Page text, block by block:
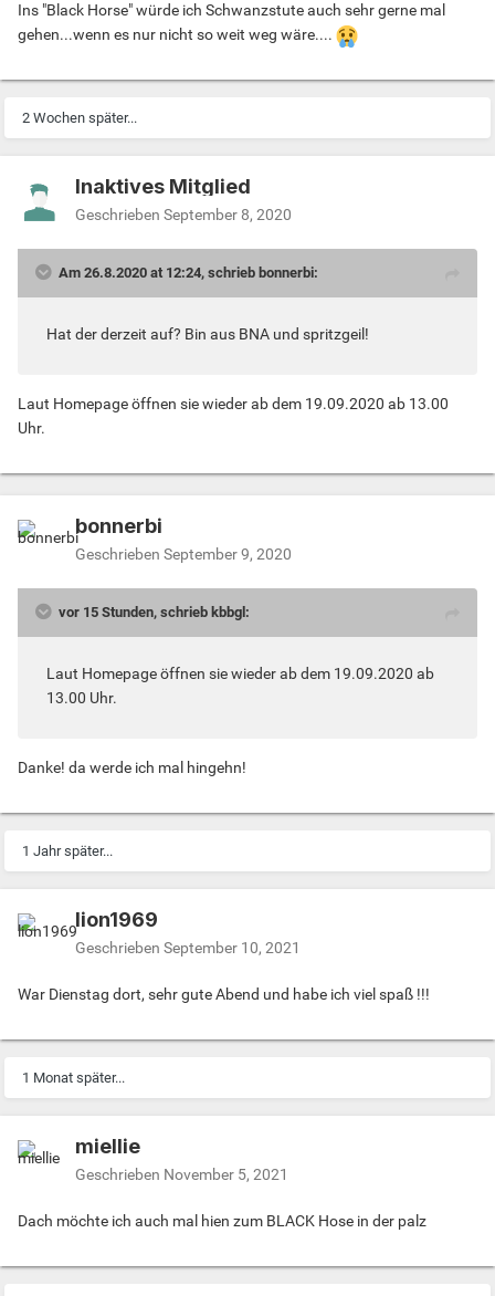
Ins "Black Horse" würde ich Schwanzstute auch sehr gerne mal
gehen...wenn es nur nicht so weit weg wäre....
2 Wochen später...
Inaktives Mitglied
Geschrieben September 8, 2020
Am 26.8.2020 at 12:24, schrieb bonnerbi:
Hat der derzeit auf? Bin aus BNA und spritzgeil!
Laut Homepage öffnen sie wieder ab dem 19.09.2020 ab 13.00
Uhr.
bonnerbi
Geschrieben September 9, 2020
vor 15 Stunden, schrieb kbbgl:
Laut Homepage öffnen sie wieder ab dem 19.09.2020 ab
13.00 Uhr.
Danke! da werde ich mal hingehn!
1 Jahr später...
lion1969
Geschrieben September 10, 2021
War Dienstag dort, sehr gute Abend und habe ich viel spaß !!!
1 Monat später...
miellie
Geschrieben November 5, 2021
Dach möchte ich auch mal hien zum BLACK Hose in der palz